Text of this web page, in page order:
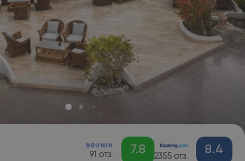
91 отз. 7.8 2355 отз. 8.4